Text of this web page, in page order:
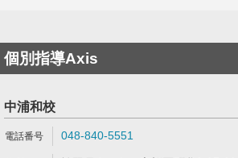
個別指導Axis
中浦和校
048-840-5551